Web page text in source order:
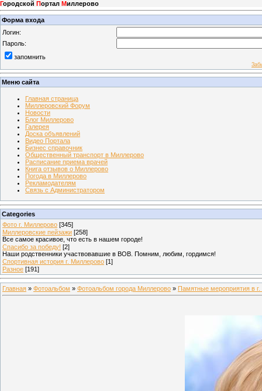
Городской Портал Миллерово
Форма входа
Логин:
Пароль:
запомнить
Меню сайта
Главная страница
Миллеровский Форум
Новости
Блог Миллерово
Галерея
Доска объявлений
Видео Портала
Бизнес справочник
Общественный транспорт в Миллерово
Расписание приема врачей
Книга отзывов о Миллерово
Погода в Миллерово
Рекламодателям
Связь с Администратором
Categories
Фото г. Миллерово [345]
Миллеровские пейзажи [258]
Все самое красивое, что есть в нашем городе!
Спасибо за победу! [2]
Наши родственники участвовавшие в ВОВ. Помним, любим, гордимся!
Спортивная история г. Миллерово [1]
Разное [191]
Главная » Фотоальбом » Фотоальбом города Миллерово » Памятные мероприятия в